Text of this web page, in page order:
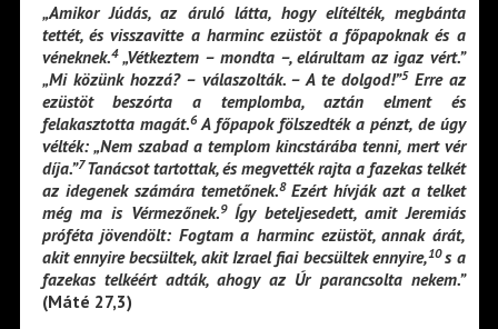
„Amikor Júdás, az áruló látta, hogy elítélték, megbánta
tettét, és visszavitte a harminc ezüstöt a főpapoknak és a
véneknek.4 „Vétkeztem – mondta –, elárultam az igaz vért.”
„Mi közünk hozzá? – válaszolták. – A te dolgod!”5 Erre az
ezüstöt beszórta a templomba, aztán elment és
felakasztotta magát.6 A főpapok fölszedték a pénzt, de úgy
vélték: „Nem szabad a templom kincstárába tenni, mert vér
díja.”7Tanácsot tartottak, és megvették rajta a fazekas telkét
az idegenek számára temetőnek.8 Ezért hívják azt a telket
még ma is Vérmezőnek.9 Így beteljesedett, amit Jeremiás
próféta jövendölt: Fogtam a harminc ezüstöt, annak árát,
akit ennyire becsültek, akit Izrael fiai becsültek ennyire,10s a
fazekas telkéért adták, ahogy az Úr parancsolta nekem.”
(Máté 27,3)